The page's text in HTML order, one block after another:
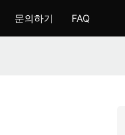
문의하기 FAQ